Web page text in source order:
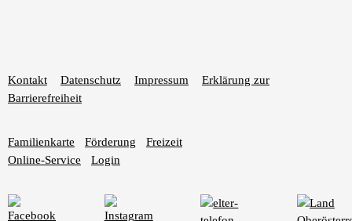
Kontakt Datenschutz Impressum
Erklärung zur
Barrierefreiheit
Familienkarte Förderung
Freizeit
Online-Service
Login